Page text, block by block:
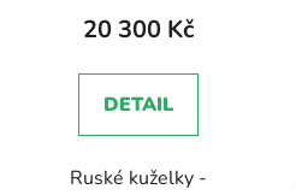
produktu
5,0
z
hvězdiček.
20 300 Kč
DETAIL
Ruské kuželky -